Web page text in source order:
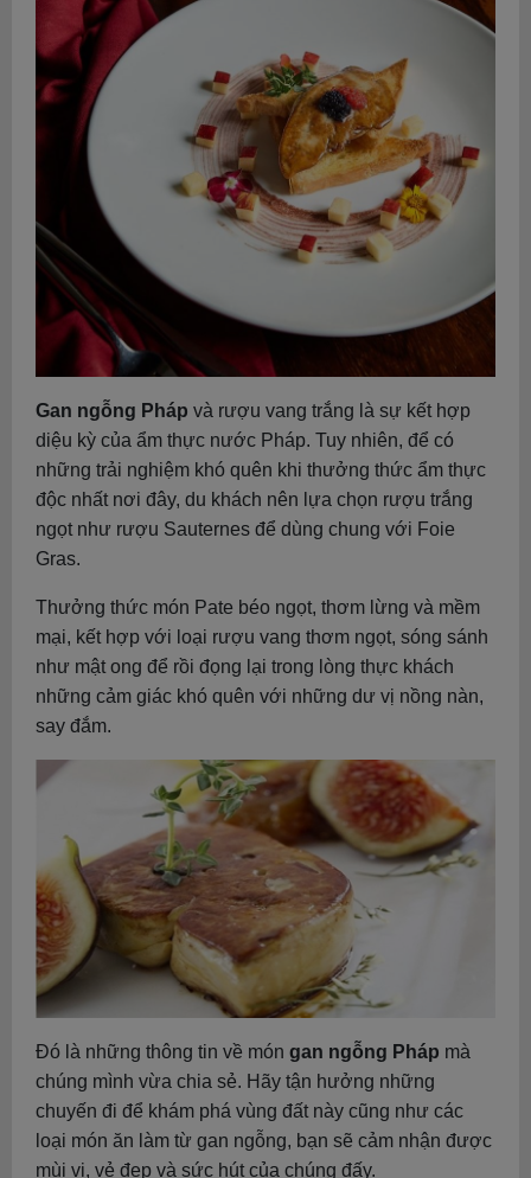
Gan ngỗng Pháp và rượu vang trắng là sự kết hợp
diệu kỳ của ẩm thực nước Pháp. Tuy nhiên, để có
những trải nghiệm khó quên khi thưởng thức ẩm thực
độc nhất nơi đây, du khách nên lựa chọn rượu trắng
ngọt như rượu Sauternes để dùng chung với Foie
Gras.
Thưởng thức món Pate béo ngọt, thơm lừng và mềm
mại, kết hợp với loại rượu vang thơm ngọt, sóng sánh
như mật ong để rồi đọng lại trong lòng thực khách
những cảm giác khó quên với những dư vị nồng nàn,
say đắm.
Đó là những thông tin về món gan ngỗng Pháp mà
chúng mình vừa chia sẻ. Hãy tận hưởng những
chuyến đi để khám phá vùng đất này cũng như các
loại món ăn làm từ gan ngỗng, bạn sẽ cảm nhận được
mùi vị, vẻ đẹp và sức hút của chúng đấy.